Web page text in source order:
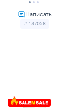
# 187058